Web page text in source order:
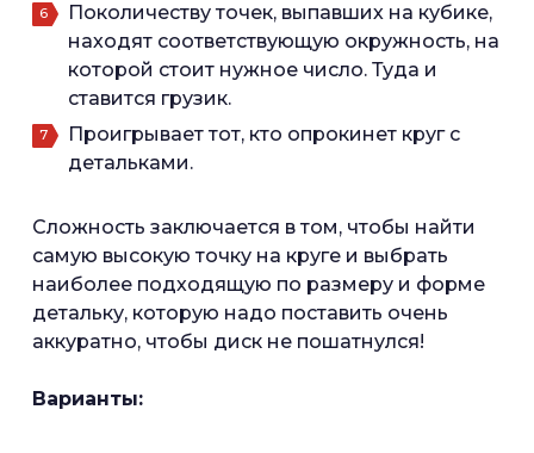
Поколичеству точек, выпавших на кубике,
находят соответствующую окружность, на
которой стоит нужное число. Туда и
ставится грузик.
Проигрывает тот, кто опрокинет круг с
детальками.
Сложность заключается в том, чтобы найти
самую высокую точку на круге и выбрать
наиболее подходящую по размеру и форме
детальку, которую надо поставить очень
аккуратно, чтобы диск не пошатнулся!
Варианты: